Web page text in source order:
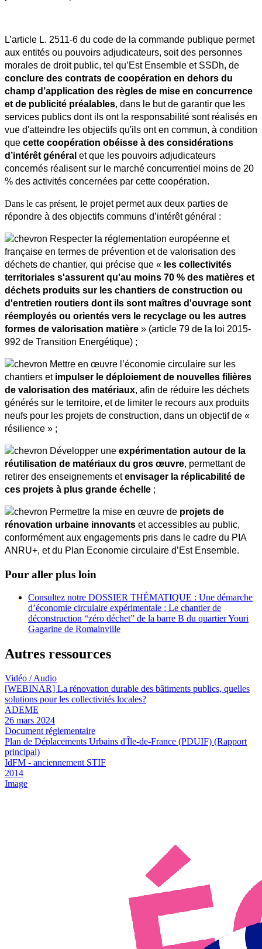
L’article L. 2511-6 du code de la commande publique permet
aux entités ou pouvoirs adjudicateurs, soit des personnes
conclure des contrats de coopération en dehors du
champ d’application des règles de mise en concurrence
et de publicité préalables, dans le but de garantir que les
services publics dont ils ont la responsabilité sont réalisés en
vue d'atteindre les objectifs qu'ils ont en commun, à condition
que cette coopération obéisse à des considérations
d’intérêt général et que les pouvoirs adjudicateurs
concernés réalisent sur le marché concurrentiel moins de 20
% des activités concernées par cette coopération.
Dans le cas présent, le projet permet aux deux parties de
répondre à des objectifs communs d’intérêt général :
Respecter la réglementation européenne et
française en termes de prévention et de valorisation des
déchets de chantier, qui précise que « les collectivités
territoriales s'assurent qu'au moins 70 % des matières et
déchets produits sur les chantiers de construction ou
d'entretien routiers dont ils sont maîtres d'ouvrage sont
réemployés ou orientés vers le recyclage ou les autres
formes de valorisation matière » (article 79 de la loi 2015-
992 de Transition Energétique) ;
Mettre en œuvre l’économie circulaire sur les
chantiers et impulser le déploiement de nouvelles filières
de valorisation des matériaux, afin de réduire les déchets
générés sur le territoire, et de limiter le recours aux produits
neufs pour les projets de construction, dans un objectif de «
résilience » ;
Développer une expérimentation autour de la
réutilisation de matériaux du gros œuvre, permettant de
retirer des enseignements et envisager la réplicabilité de
ces projets à plus grande échelle ;
Permettre la mise en œuvre de projets de
rénovation urbaine innovants et accessibles au public,
conformément aux engagements pris dans le cadre du PIA
ANRU+, et du Plan Economie circulaire d’Est Ensemble.
Pour aller plus loin
Consultez notre DOSSIER THÉMATIQUE : Une démarche
d’économie circulaire expérimentale : Le chantier de
déconstruction “zéro déchet” de la barre B du quartier Youri
Gagarine de Romainville
Autres ressources
Vidéo / Audio
[WEBINAR] La rénovation durable des bâtiments publics, quelles
solutions pour les collectivités locales?
ADEME
26 mars 2024
Document réglementaire
Plan de Déplacements Urbains d'Île-de-France (PDUIF) (Rapport
principal)
IdFM - anciennement STIF
2014
Image